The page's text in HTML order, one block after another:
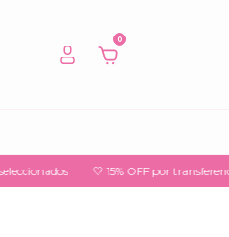
0
🤍 15% OFF por transferencia 🤍 3 y